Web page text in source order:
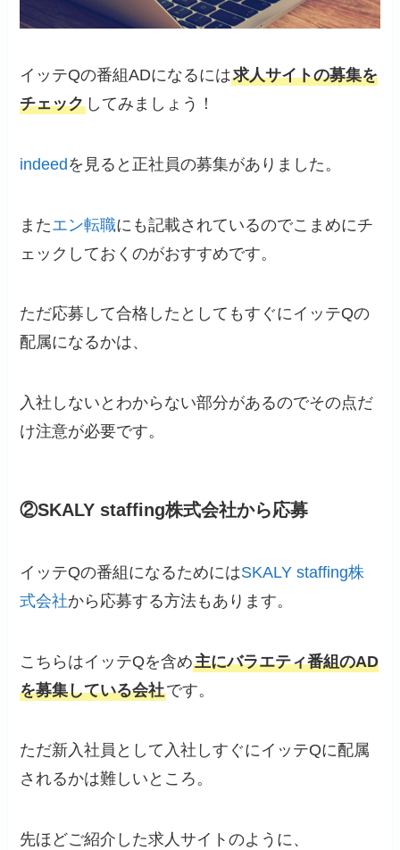
イッテQの番組ADになるには求人サイトの募集を
チェック してみましょう！
indeedを見ると正社員の募集がありました。
またエン転職にも記載されているのでこまめにチ
ェックしておくのがおすすめです。
ただ応募して合格したとしてもすぐにイッテQの
配属になるかは、
入社しないとわからない部分があるのでその点だ
け注意が必要です。
②SKALY staffing株式会社から応募
イッテQの番組になるためにはSKALY staffing株
式会社から応募する方法もあります。
こちらはイッテQを含め主にバラエティ番組のAD
を募集している会社です。
ただ新入社員として入社しすぐにイッテQに配属
されるかは難しいところ。
先ほどご紹介した求人サイトのように、